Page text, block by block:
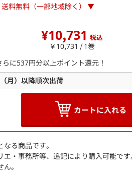
料無料（一部地域除く） ▼
¥10,731 税込
￥10,731 / 1巻
らに537円分以上ポイント還元！
月）以降順次出荷
カートに入れる
なる商品です。
・事務所等、追記により購入可能です
。